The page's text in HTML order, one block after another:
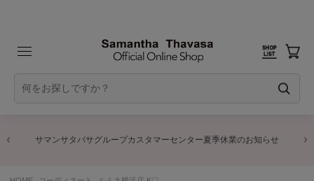
サマンサタバサグループカスタマーセンター夏季休業のお知らせ